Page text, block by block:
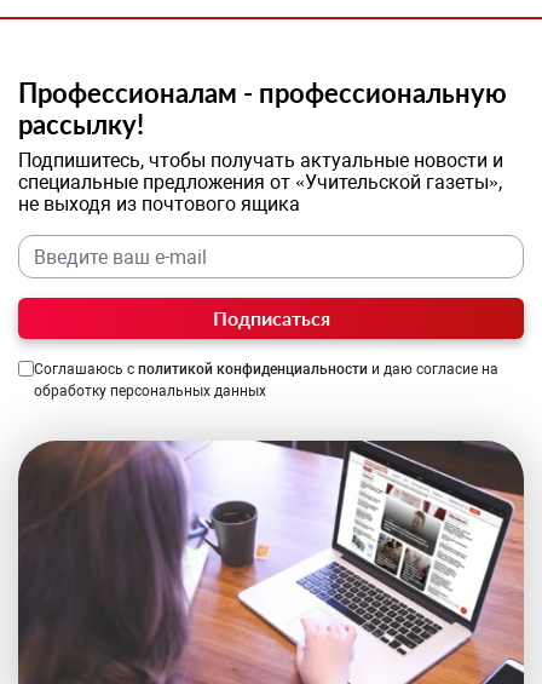
Профессионалам - профессиональную
рассылку!
Подпишитесь, чтобы получать актуальные новости и
специальные предложения от «Учительской газеты»,
не выходя из почтового ящика
Подписаться
Соглашаюсь с политикой конфиденциальности и даю согласие на
обработку персональных данных